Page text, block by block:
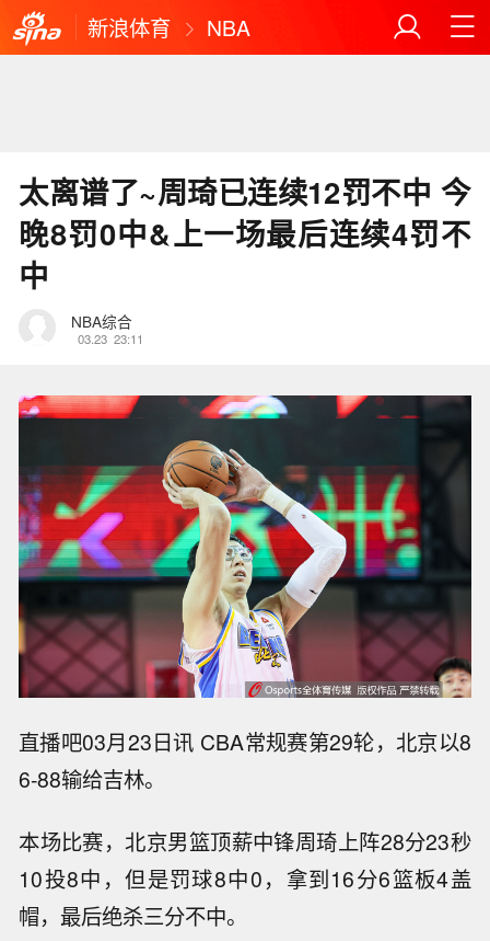
新浪体育 NBA
太离谱了~周琦已连续12罚不中 今
晚8罚0中&上一场最后连续4罚不
中
NBA综合
03.23 23:11
直播吧03月23日讯 CBA常规赛第29轮，北京以8
6-88输给吉林。
本场比赛，北京男篮顶薪中锋周琦上阵28分23秒
10投8中，但是罚球8中0，拿到16分6篮板4盖
帽，最后绝杀三分不中。